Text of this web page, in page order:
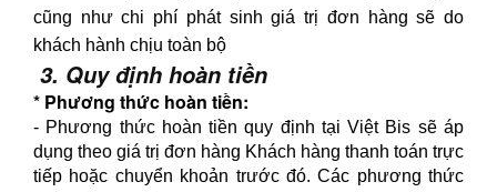
cũng như chi phí phát sinh giá trị đơn hàng sẽ do
khách hành chịu toàn bộ
3. Quy định hoàn tiền
* Phương thức hoàn tiền:
- Phương thức hoàn tiền quy định tại Việt Bis sẽ áp
dụng theo giá trị đơn hàng Khách hàng thanh toán trực
tiếp hoặc chuyển khoản trước đó. Các phương thức